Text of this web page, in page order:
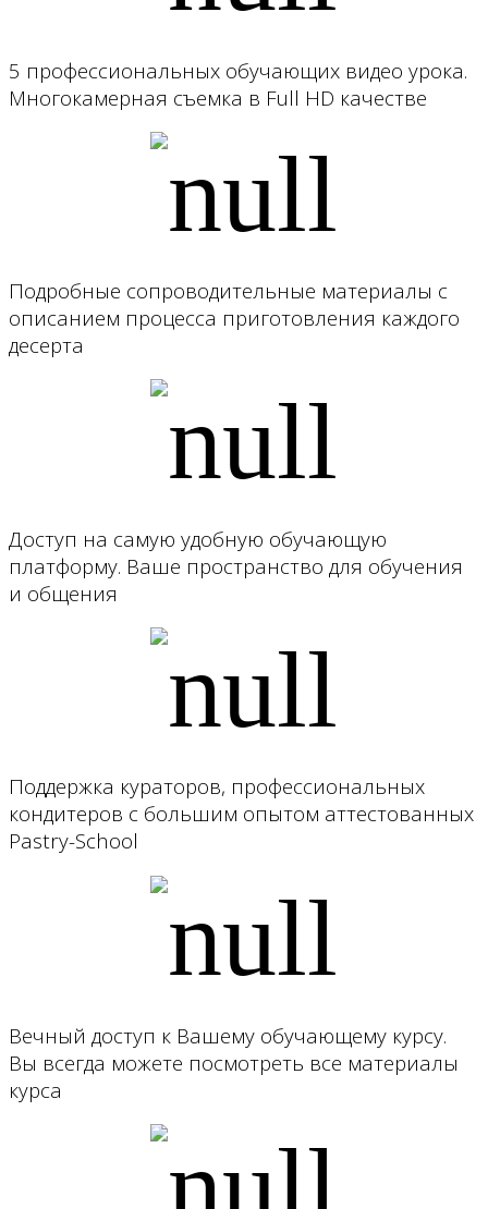
5 профессиональных обучающих видео урока.
Многокамерная съемка в Full HD качестве
Подробные сопроводительные материалы с
описанием процесса приготовления каждого
десерта
Доступ на самую удобную обучающую
платформу. Ваше пространство для обучения
и общения
Поддержка кураторов, профессиональных
кондитеров с большим опытом аттестованных
Pastry-School
Вечный доступ к Вашему обучающему курсу.
Вы всегда можете посмотреть все материалы
курса